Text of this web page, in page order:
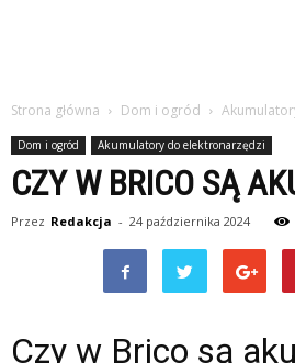
Strona główna Dom i ogród
Dom i ogród Akumulatory do elektronarzędzi
CZY W BRICO SĄ
Przez Redakcja - 24 października 2024
Czy w Brico są